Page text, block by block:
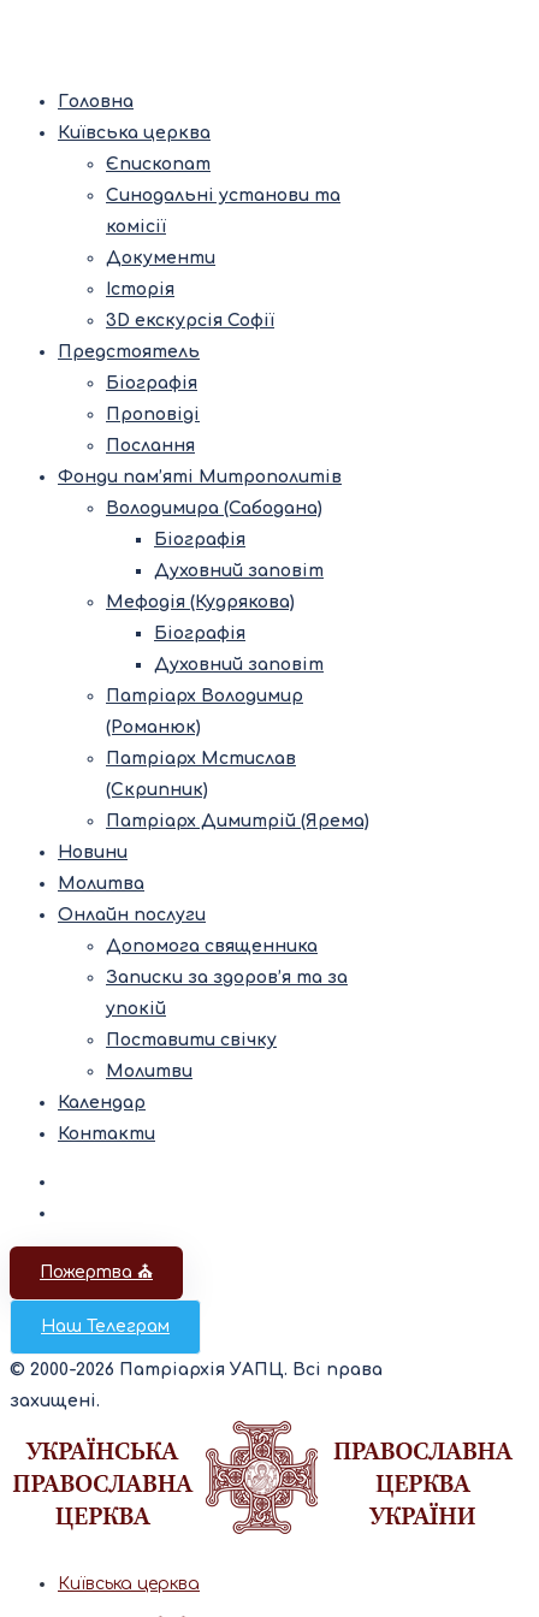
Головна
Київська церква
Єпископат
Синодальні установи та
комісії
Документи
Історія
3D екскурсія Софії
Предстоятель
Біографія
Проповіді
Послання
Фонди пам’яті Митрополитів
Володимира (Сабодана)
Біографія
Духовний заповіт
Мефодія (Кудрякова)
Біографія
Духовний заповіт
Патріарх Володимир
(Романюк)
Патріарх Мстислав
(Скрипник)
Патріарх Димитрій (Ярема)
Новини
Молитва
Онлайн послуги
Допомога священника
Записки за здоров’я та за
упокій
Поставити свічку
Молитви
Календар
Контакти
Пожертва ⛪️
Наш Телеграм
© 2000-2026 Патріархія УАПЦ. Всі права
захищені.
Київська церква